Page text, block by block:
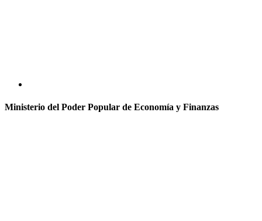
Ministerio del Poder Popular de Economía y Finanzas